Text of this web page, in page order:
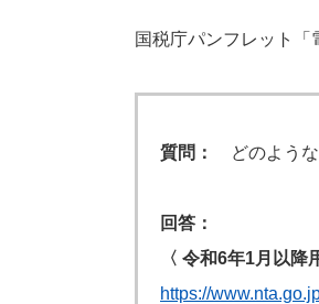
国税庁パンフレット「
質問： どのような
回答：
〈 令和6年1⽉以降
https://